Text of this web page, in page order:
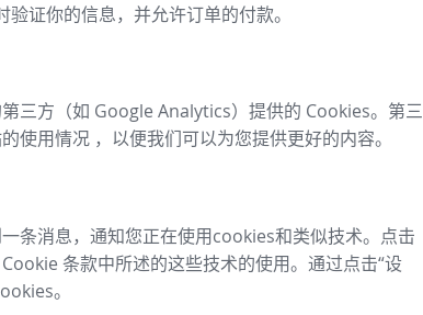
证你的信息，并允许订单的付款。
三方（如 Google Analytics）提供的 Cookies。第三
使用情况 ，以便我们可以为您提供更好的内容。
条消息，通知您正在使用cookies和类似技术。点击
条款中所述的这些技术的使用。通过点击“设
。